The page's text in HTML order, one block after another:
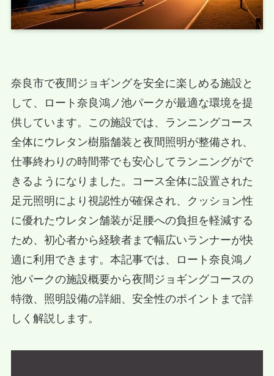
奈良市で夜間ジョギングを安全に楽しめる施設と
して、ロート奈良鴻ノ池パークが最適な環境を提
供しています。この施設では、ランニングコース
全体にウレタン樹脂舗装と夜間照明が整備され、
仕事終わりの時間帯でも安心してランニングがで
きるようになりました。コース全体に設置された
足元照明により視認性が確保され、クッション性
に優れたウレタン舗装が足腰への負担を軽減する
ため、初心者から経験者まで幅広いランナーが快
適に利用できます。本記事では、ロート奈良鴻ノ
池パークの施設概要から夜間ジョギングコースの
特徴、照明設備の詳細、安全性のポイントまで詳
しく解説します。